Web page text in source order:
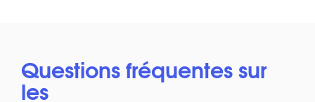
Questions fréquentes sur
les